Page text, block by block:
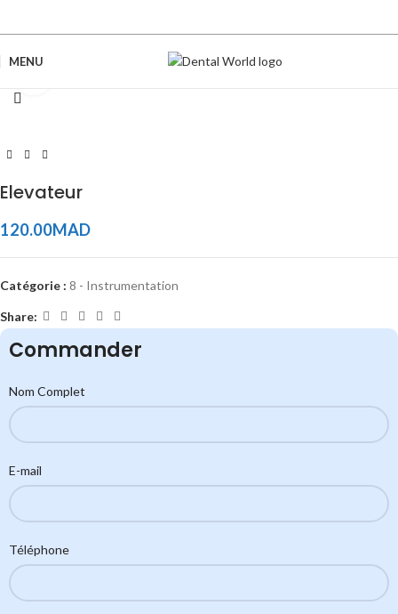
MENU
Elevateur
120.00MAD
Catégorie : 8 - Instrumentation
Share:
Commander
Nom Complet
E-mail
Téléphone